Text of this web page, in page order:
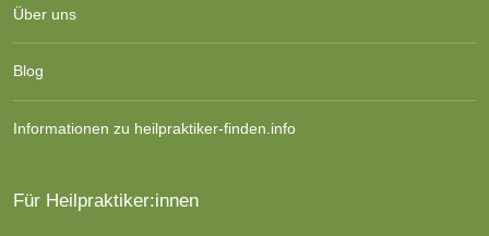
Über uns
Blog
Informationen zu heilpraktiker-finden.info
Für Heilpraktiker:innen